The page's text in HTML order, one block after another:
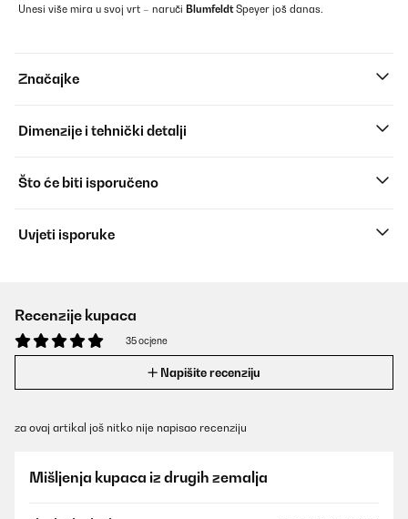
Unesi više mira u svoj vrt – naruči BlumfeldtSpeyer još danas.
Značajke
Dimenzije i tehnički detalji
Što će biti isporučeno
Uvjeti isporuke
Recenzije kupaca
35 ocjene
Napišite recenziju
za ovaj artikal još nitko nije napisao recenziju
Mišljenja kupaca iz drugih zemalja